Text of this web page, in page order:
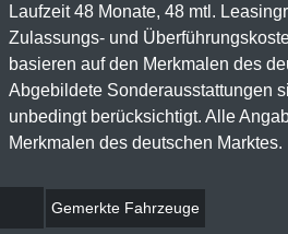
Laufzeit 48 Monate, 48 mtl.
Zulassungs- und
basieren auf den Merkmalen des
Abgebildete Sonderausstattungen
unbedingt berücksichtigt. Alle
Merkmalen des deutschen Marktes.
Gemerkte Fahrzeuge